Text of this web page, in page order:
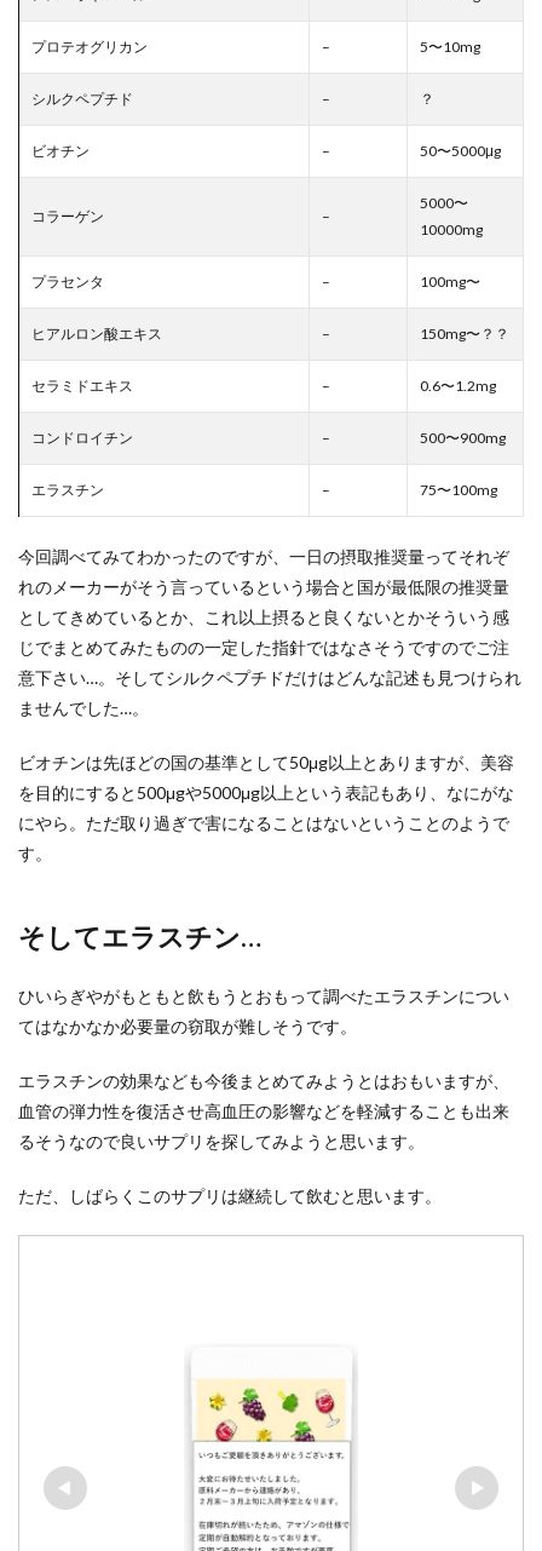
プロテオグリカン – 5〜10mg
シルクペプチド – ？
ビオチン – 50〜5000μg
コラーゲン –
5000〜
10000mg
プラセンタ – 100mg〜
ヒアルロン酸エキス – 150mg〜？？
セラミドエキス – 0.6〜1.2mg
コンドロイチン – 500〜900mg
エラスチン – 75〜100mg
今回調べてみてわかったのですが、一日の摂取推奨量ってそれぞ
れのメーカーがそう言っているという場合と国が最低限の推奨量
としてきめているとか、これ以上摂ると良くないとかそういう感
じでまとめてみたものの一定した指針ではなさそうですのでご注
意下さい…。そしてシルクペプチドだけはどんな記述も見つけられ
ませんでした…。
ビオチンは先ほどの国の基準として50μg以上とありますが、美容
を目的にすると500μgや5000μg以上という表記もあり、なにがな
にやら。ただ取り過ぎで害になることはないということのようで
す。
そしてエラスチン…
ひいらぎやがもともと飲もうとおもって調べたエラスチンについ
てはなかなか必要量の窃取が難しそうです。
エラスチンの効果なども今後まとめてみようとはおもいますが、
血管の弾力性を復活させ高血圧の影響などを軽減することも出来
るそうなので良いサプリを探してみようと思います。
ただ、しばらくこのサプリは継続して飲むと思います。